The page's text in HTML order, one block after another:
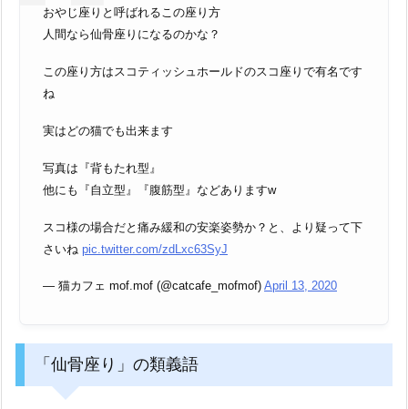
おやじ座りと呼ばれるこの座り方
人間なら仙骨座りになるのかな？
この座り方はスコティッシュホールドのスコ座りで有名です
ね
実はどの猫でも出来ます
写真は『背もたれ型』
他にも『自立型』『腹筋型』などありますw
スコ様の場合だと痛み緩和の安楽姿勢か？と、より疑って下
さいね pic.twitter.com/zdLxc63SyJ
— 猫カフェ mof.mof (@catcafe_mofmof) April 13, 2020
「仙骨座り」の類義語